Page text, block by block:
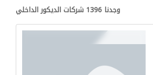
وجدنا 1396 شركات الديكور الداخلي